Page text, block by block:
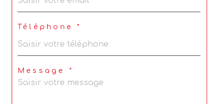
Téléphone *
Message *